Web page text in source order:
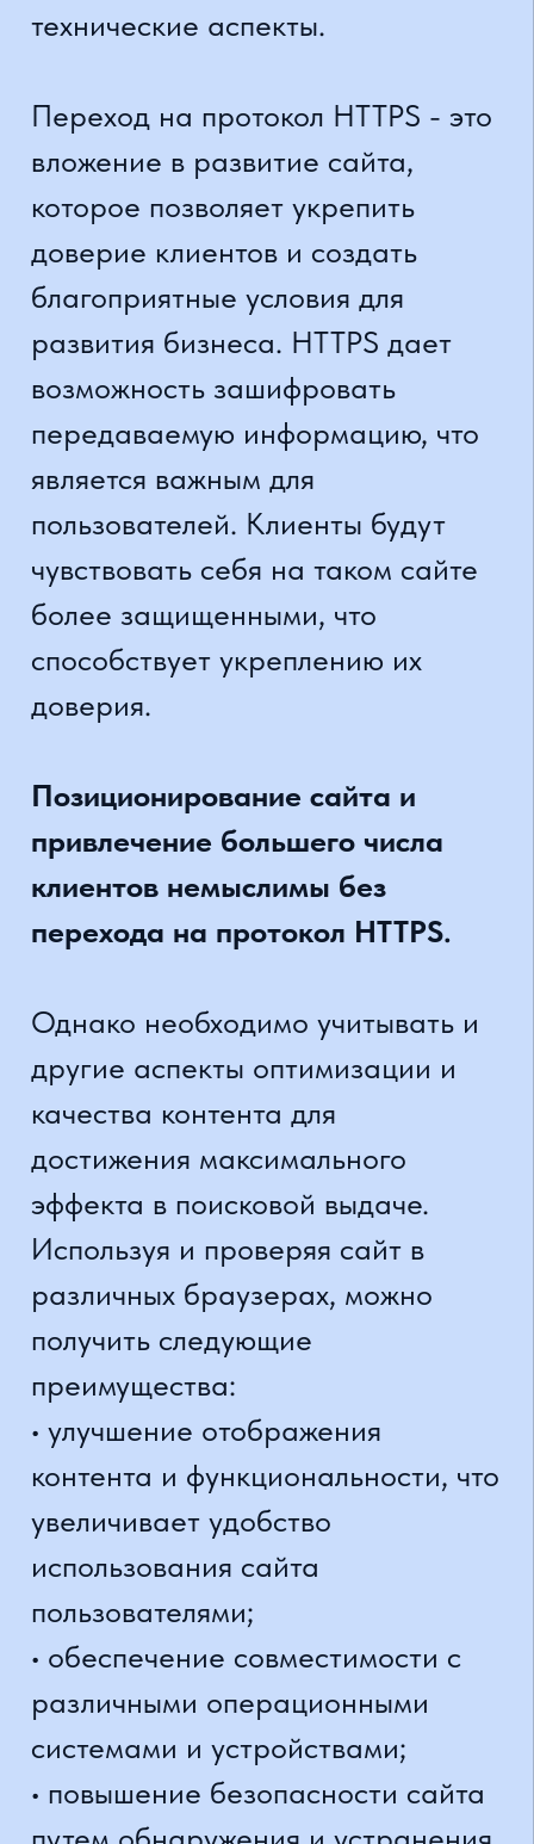
Сайт использует cookie-файлы для улучшения
работы
OK
клиентов немыслимы без
Однако необходимо учитывать и
другие аспекты оптимизации и
качества контента для
эффекта в поисковой выдаче.
Используя и проверяя сайт в
различных браузерах, можно
• улучшение отображения
контента и функциональности, что
увеличивает удобство
пользователями;
• обеспечение совместимости с
различными операционными
системами и устройствами;
• повышение безопасности сайта
возможных уязвимостей;
• преодоление блокировок
фильтров, позволяет пользователю
легко получать доступ к сайту;
• улучшение SEO-показателей и
• повышение доверия клиентов и
деловых партнеров, увеличивает